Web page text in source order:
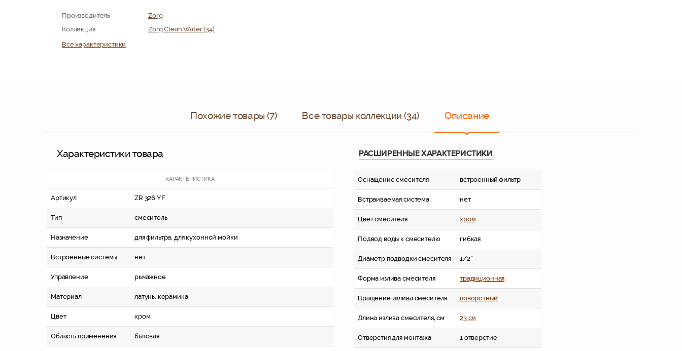
Производитель
Zorg
Коллекция
Zorg Clean Water (34)
Все характеристики
Похожие товары (7) Все товары коллекции (34) Описание
Характеристики товара
ХАРАКТЕРИСТИКА
Артикул ZR 326 YF
Тип смеситель
Назначение для фильтра, для кухонной мойки
Встроенные системы нет
Управление рычажное
Материал латунь, керамика
Цвет хром
Область применения бытовая
РАСШИРЕННЫЕ ХАРАКТЕРИСТИКИ
Оснащение смесителя встроенный фильтр
Встраиваемая система нет
Цвет смесителя хром
Подвод воды к смесителю гибкая
Диаметр подводки смесителя 1/2''
Форма излива смесителя традиционная
Вращение излива смесителя поворотный
Длина излива смесителя, см 23 см
Отверстия для монтажа 1 отверстие